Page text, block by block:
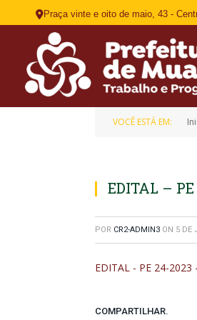
Praça vinte e oito de maio, 43 -
VOCÊ ESTÁ EM:
EDITAL –
POR CR2-ADMIN3 ON 5 DE
EDITAL - PE 24-2023
COMPARTILHAR.